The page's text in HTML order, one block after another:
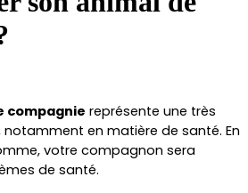
compagnie représente une très
en matière de santé. En
votre compagnon sera
de santé.